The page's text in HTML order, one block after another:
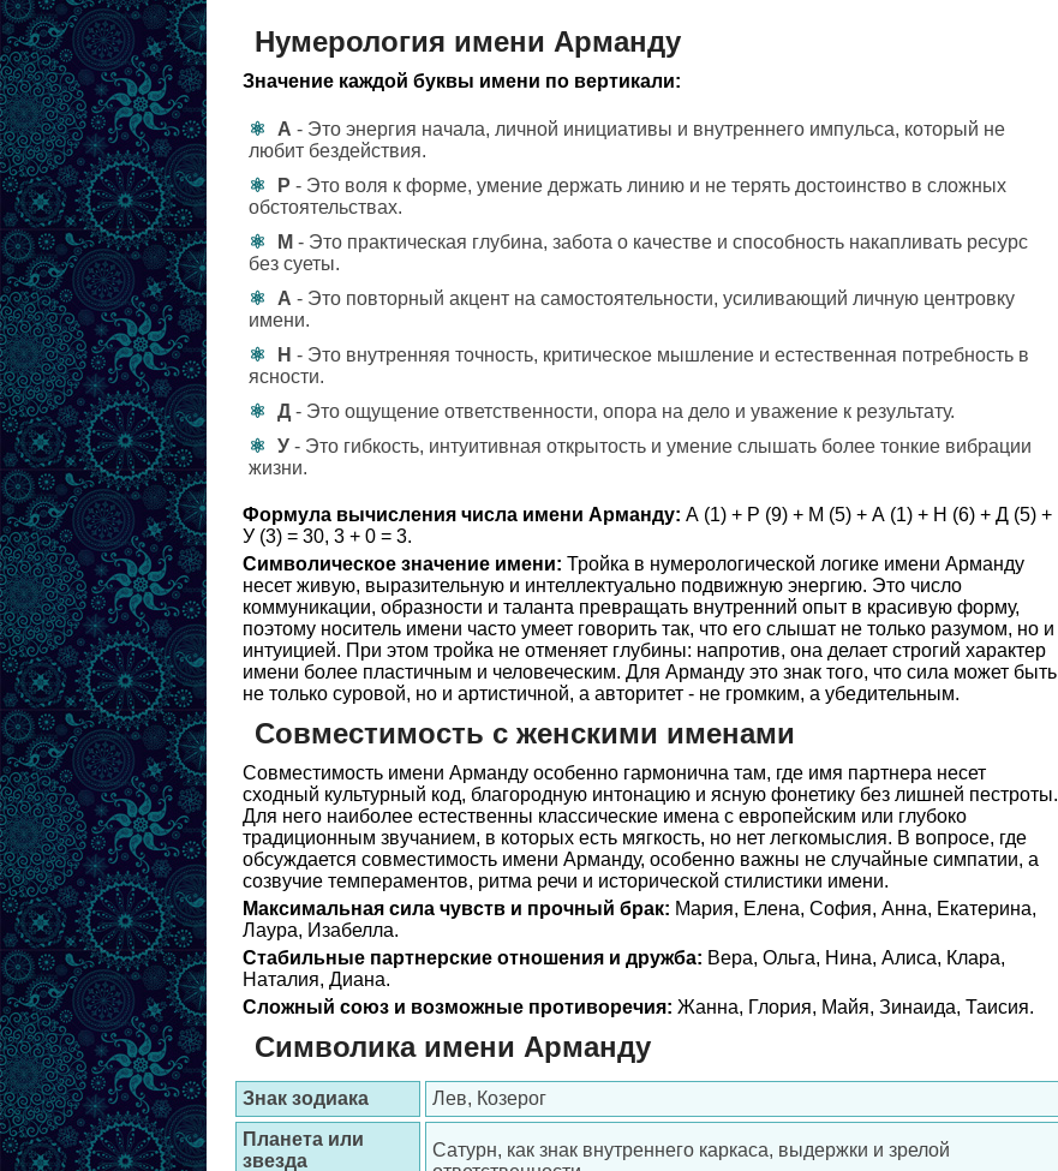
Нумерология имени Арманду
Значение каждой буквы имени по вертикали:
А - Это энергия начала, личной инициативы и внутреннего импульса, который не
любит бездействия.
Р - Это воля к форме, умение держать линию и не терять достоинство в сложных
обстоятельствах.
М - Это практическая глубина, забота о качестве и способность накапливать ресурс
без суеты.
А - Это повторный акцент на самостоятельности, усиливающий личную центровку
имени.
Н - Это внутренняя точность, критическое мышление и естественная потребность в
ясности.
Д - Это ощущение ответственности, опора на дело и уважение к результату.
У - Это гибкость, интуитивная открытость и умение слышать более тонкие вибрации
жизни.
Формула вычисления числа имени Арманду: А (1) + Р (9) + М (5) + А (1) + Н (6) + Д (5) +
У (3) = 30, 3 + 0 = 3.
Символическое значение имени: Тройка в нумерологической логике имени Арманду
несет живую, выразительную и интеллектуально подвижную энергию. Это число
коммуникации, образности и таланта превращать внутренний опыт в красивую форму,
поэтому носитель имени часто умеет говорить так, что его слышат не только разумом, но и
интуицией. При этом тройка не отменяет глубины: напротив, она делает строгий характер
имени более пластичным и человеческим. Для Арманду это знак того, что сила может быть
не только суровой, но и артистичной, а авторитет - не громким, а убедительным.
Совместимость с женскими именами
Совместимость имени Арманду особенно гармонична там, где имя партнера несет
сходный культурный код, благородную интонацию и ясную фонетику без лишней пестроты.
Для него наиболее естественны классические имена с европейским или глубоко
традиционным звучанием, в которых есть мягкость, но нет легкомыслия. В вопросе, где
обсуждается совместимость имени Арманду, особенно важны не случайные симпатии, а
созвучие темпераментов, ритма речи и исторической стилистики имени.
Максимальная сила чувств и прочный брак: Мария, Елена, София, Анна, Екатерина,
Лаура, Изабелла.
Стабильные партнерские отношения и дружба: Вера, Ольга, Нина, Алиса, Клара,
Наталия, Диана.
Сложный союз и возможные противоречия: Жанна, Глория, Майя, Зинаида, Таисия.
Символика имени Арманду
Знак зодиака
Лев, Козерог
Планета или
звезда
Сатурн, как знак внутреннего каркаса, выдержки и зрелой